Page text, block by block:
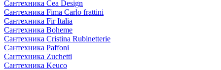
Сантехника Cea Design
Сантехника Fima Carlo frattini
Сантехника Fir Italia
Сантехника Boheme
Сантехника Cristina Rubinetterie
Сантехника Paffoni
Сантехника Zuchetti
Сантехника Keuco